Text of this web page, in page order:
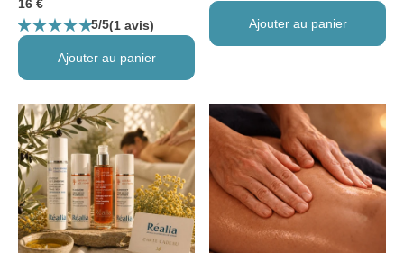
16 €
star_ratestar_ratestar_ratestar_ratestar_rate5/5(1 avis)
Ajouter au panier
Ajouter au panier